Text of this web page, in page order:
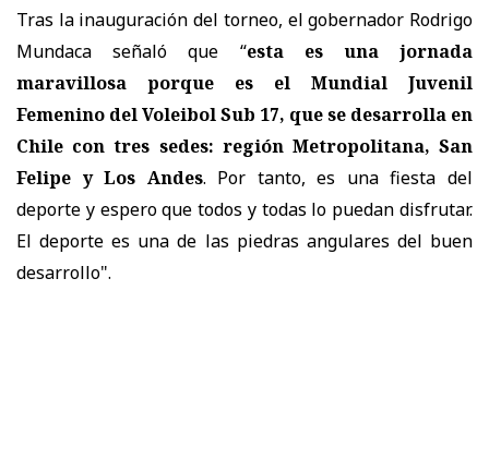
Tras la inauguración del torneo, el gobernador Rodrigo
Mundaca señaló que “esta es una jornada
maravillosa porque es el Mundial Juvenil
Femenino del Voleibol Sub 17, que se desarrolla en
Chile con tres sedes: región Metropolitana, San
Felipe y Los Andes. Por tanto, es una fiesta del
deporte y espero que todos y todas lo puedan disfrutar.
El deporte es una de las piedras angulares del buen
desarrollo".